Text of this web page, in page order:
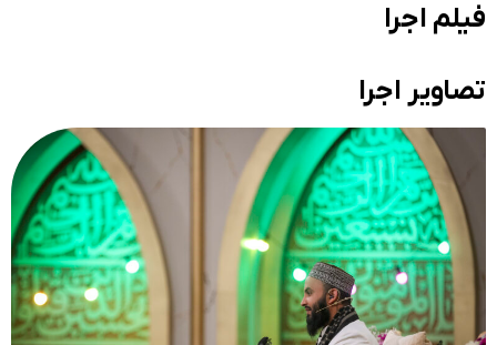
فیلم اجرا
تصاویر اجرا